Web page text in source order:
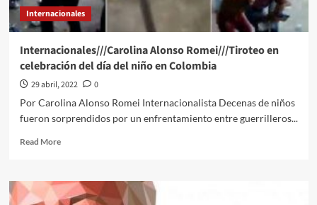
Internacionales
Internacionales///Carolina Alonso Romei///Tiroteo en
celebración del día del niño en Colombia
29 abril, 2022
0
Por Carolina Alonso Romei Internacionalista Decenas de niños
fueron sorprendidos por un enfrentamiento entre guerrilleros...
Read MoreRead
Internacionales///Carolina
Alonso